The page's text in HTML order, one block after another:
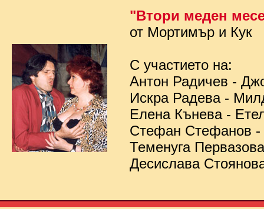
"Втори меден
от Мортимър и Кук
С участието на:
Антон Радичев -
Искра Радева -
Елена Кънева -
Стефан Стефанов
Теменуга
Десислава